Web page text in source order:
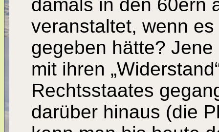
damals in den 60ern
veranstaltet, wenn
gegeben hätte?
mit ihren
Rechtsstaates
darüber hinaus (die